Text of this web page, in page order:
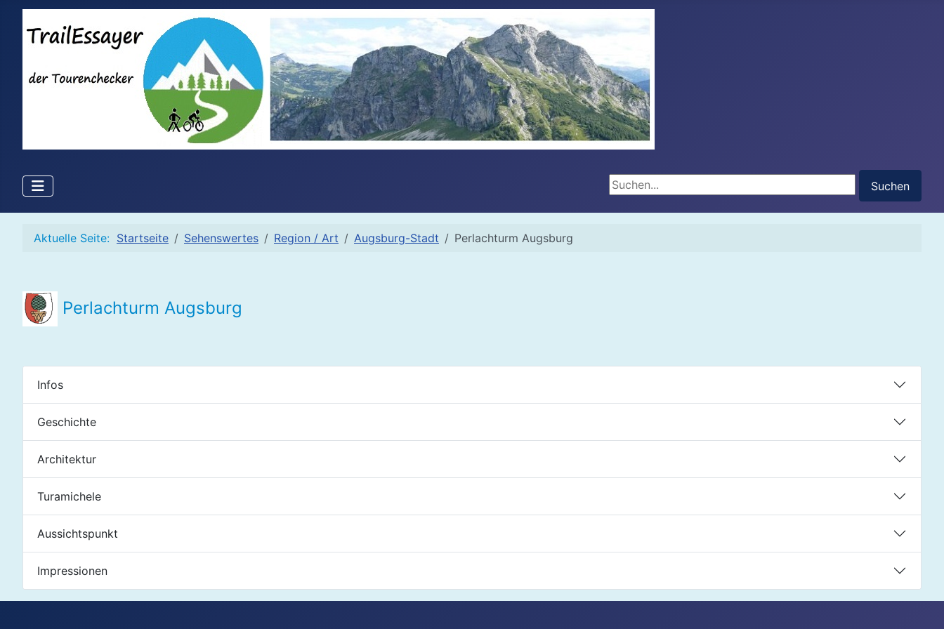
Suchen...
Suchen
Aktuelle Seite: Startseite Sehenswertes Region / Art Augsburg-Stadt Perlachturm Augsburg
Perlachturm Augsburg
Infos
Geschichte
Architektur
Turamichele
Aussichtspunkt
Impressionen